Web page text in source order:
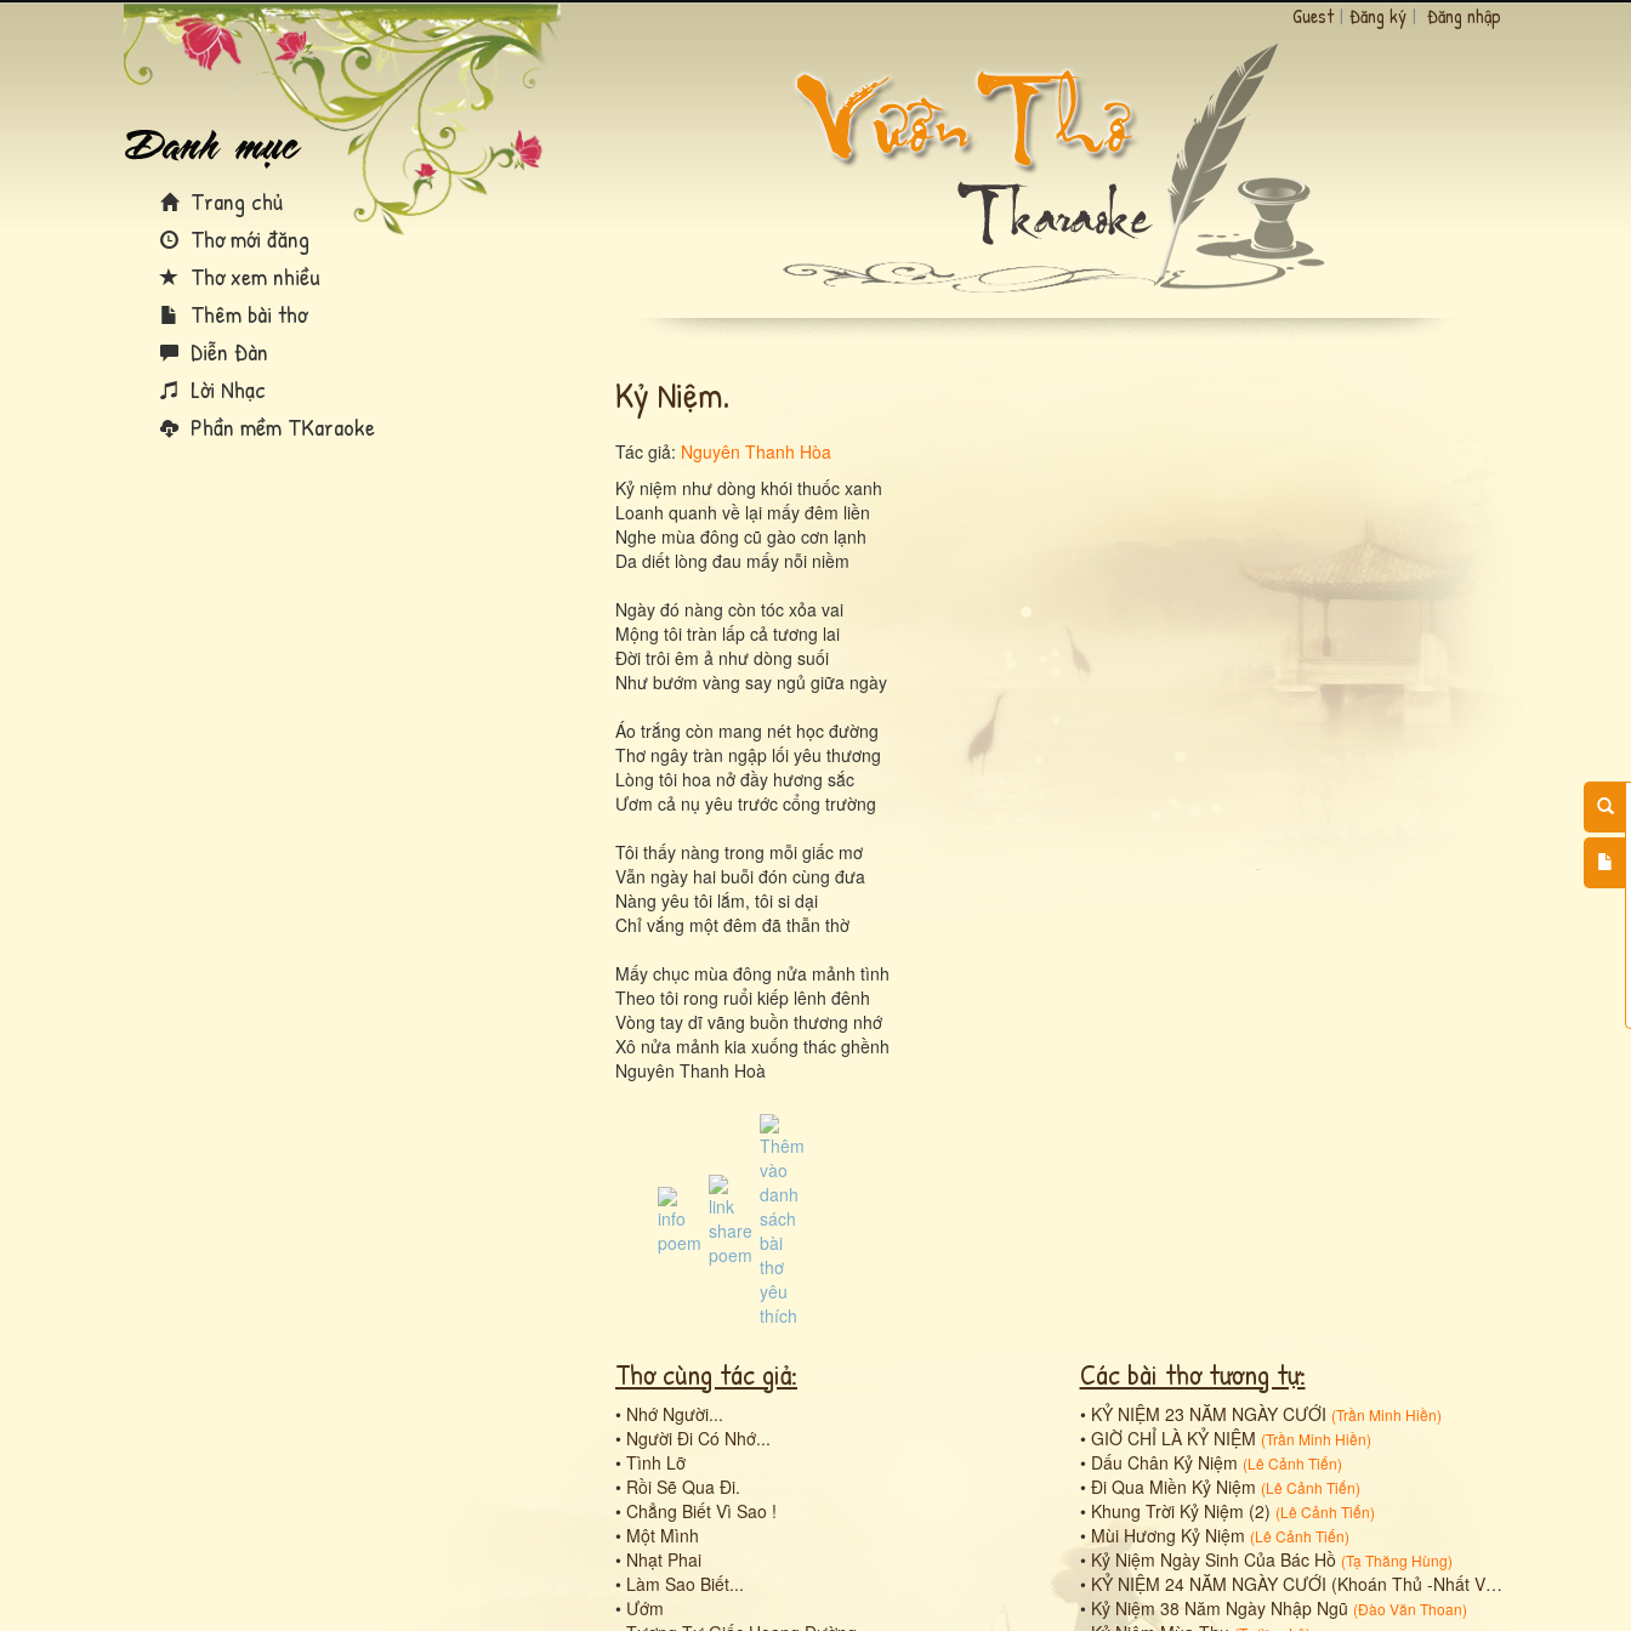
Trang chủ
Thơ mới đăng
Thơ xem nhiều
Thêm bài thơ
Diễn Đàn
Lời Nhạc
Phần mềm TKaraoke
Guest | Đăng ký | Đăng nhập
Kỷ Niệm.
Tác giả: Nguyên Thanh Hòa
Kỷ niệm như dòng khói thuốc xanh
Loanh quanh về lại mấy đêm liền
Nghe mùa đông cũ gào cơn lạnh
Da diết lòng đau mấy nỗi niềm
Ngày đó nàng còn tóc xỏa vai
Mộng tôi tràn lấp cả tương lai
Đời trôi êm ả như dòng suối
Như bướm vàng say ngủ giữa ngày
Áo trắng còn mang nét học đường
Thơ ngây tràn ngập lối yêu thương
Lòng tôi hoa nở đầy hương sắc
Ươm cả nụ yêu trước cổng trường
Tôi thấy nàng trong mỗi giấc mơ
Vẫn ngày hai buỗi đón cùng đưa
Nàng yêu tôi lắm, tôi si dại
Chỉ vắng một đêm đã thẫn thờ
Mấy chục mùa đông nửa mảnh tình
Theo tôi rong ruổi kiếp lênh đênh
Vòng tay dĩ vãng buồn thương nhớ
Xô nửa mảnh kia xuống thác ghềnh
Nguyên Thanh Hoà
Thơ cùng tác giả:
• Nhớ Người...
• Người Đi Có Nhớ...
• Tình Lỡ
• Rồi Sẽ Qua Đi.
• Chẳng Biết Vì Sao !
• Một Mình
• Nhạt Phai
• Làm Sao Biết...
• Ướm
Các bài thơ tương tự:
• KỶ NIỆM 23 NĂM NGÀY CƯỚI (Trần Minh Hiền)
• GIỜ CHỈ LÀ KỶ NIỆM (Trần Minh Hiền)
• Dấu Chân Kỷ Niệm (Lê Cảnh Tiến)
• Đi Qua Miền Kỷ Niệm (Lê Cảnh Tiến)
• Khung Trời Kỷ Niệm (2) (Lê Cảnh Tiến)
• Mùi Hương Kỷ Niệm (Lê Cảnh Tiến)
• Kỷ Niệm Ngày Sinh Của Bác Hồ (Tạ Thăng Hùng)
• KỶ NIỆM 24 NĂM NGÀY CƯỚI (Khoán Thủ -Nhất Vận)
• Kỷ Niệm 38 Năm Ngày Nhập Ngũ (Đào Văn Thoan)